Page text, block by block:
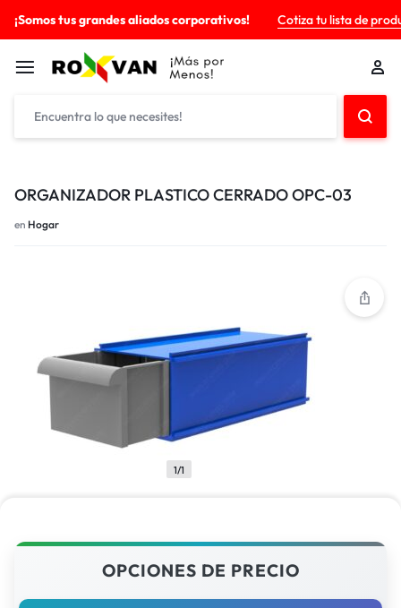
¡Somos tus grandes aliados corporativos! Cotiza tu lista de
ORGANIZADOR PLASTICO CERRADO OPC-03
en Hogar
1/1
OPCIONES DE PRECIO